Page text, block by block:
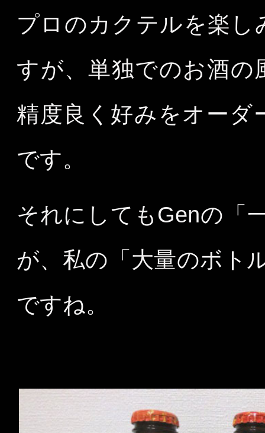
プロのカクテルを楽
すが、単独でのお酒の
精度良く好みをオーダ
です。
それにしてもGenの「
が、私の「大量のボト
ですね。